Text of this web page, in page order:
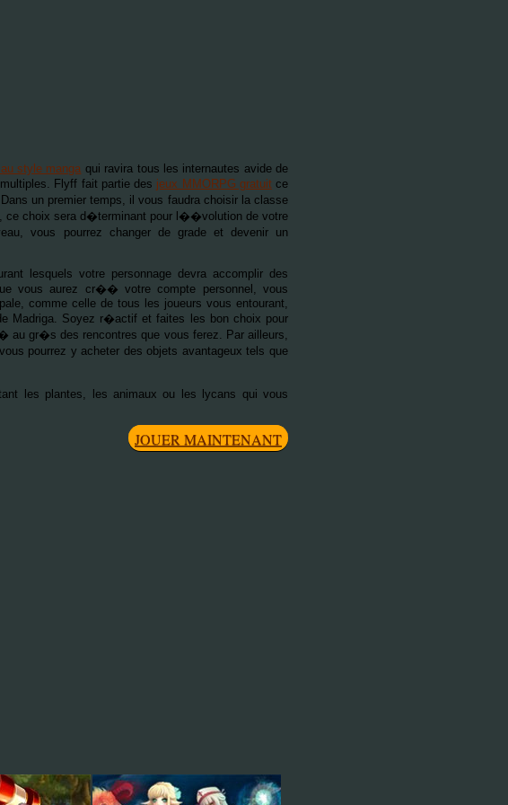
style manga qui ravira tous les internautes avide de
Flyff fait partie des jeux MMORPG gratuit ce
un premier temps, il vous faudra choisir la classe
ce choix sera d�terminant pour l��volution de votre
vous pourrez changer de grade et devenir un
lesquels votre personnage devra accomplir des
vous aurez cr�� votre compte personnel, vous
comme celle de tous les joueurs vous entourant,
Madriga. Soyez r�actif et faites les bon choix pour
au gr�s des rencontres que vous ferez. Par ailleurs,
pourrez y acheter des objets avantageux tels que
les plantes, les animaux ou les lycans qui vous
JOUER MAINTENANT